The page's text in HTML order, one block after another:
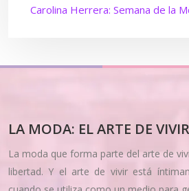
Carolina Herrera: Semana de la
LA MODA: EL ARTE DE VIVIR
La moda que forma parte del arte de
libertad. Y el arte de vivir está